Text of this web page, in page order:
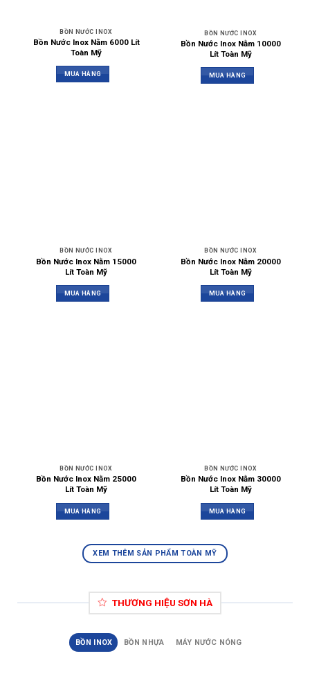
BỒN NƯỚC INOX
Bồn Nước Inox Nằm 6000 Lít
Toàn Mỹ
MUA HÀNG
BỒN NƯỚC INOX
Bồn Nước Inox Nằm 10000
Lít Toàn Mỹ
MUA HÀNG
BỒN NƯỚC INOX
Bồn Nước Inox Nằm 15000
Lít Toàn Mỹ
MUA HÀNG
BỒN NƯỚC INOX
Bồn Nước Inox Nằm 20000
Lít Toàn Mỹ
MUA HÀNG
BỒN NƯỚC INOX
Bồn Nước Inox Nằm 25000
Lít Toàn Mỹ
MUA HÀNG
BỒN NƯỚC INOX
Bồn Nước Inox Nằm 30000
Lít Toàn Mỹ
MUA HÀNG
XEM THÊM SẢN PHẨM TOÀN MỸ
THƯƠNG HIỆU SƠN HÀ
BỒN INOX BỒN NHỰA MÁY NƯỚC NÓNG